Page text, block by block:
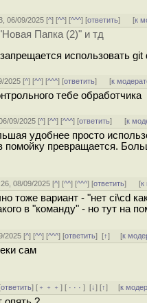
06/09/2025 [^] [^^] [^^^] [ответить] [к
Папка (2)" и тд
использовать git
2025 [^] [^^] [^^^] [ответить] [к
тебе обработчика
09/2025 [^] [^^] [^^^] [ответить] [к
удобнее просто
превращается.
08/09/2025 [^] [^^] [^^^] [ответить] [к
тоже вариант - "нет ci\cd
в "команду" - но тут на
2025 [^] [^^] [^^^] [ответить][↑] [к
сам
ответить] [ ﹢﹢﹢] [ · · ·][↓] [↑] [к